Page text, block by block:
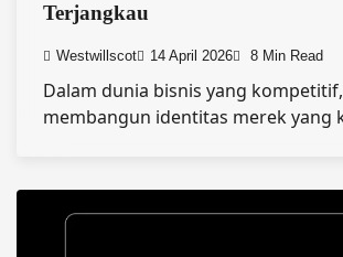
Terjangkau
Westwillscot 14 April 2026 8 Min Read
Dalam dunia bisnis yang kompetitif,
membangun identitas merek yang